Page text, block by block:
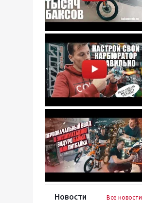
Новости Все новости